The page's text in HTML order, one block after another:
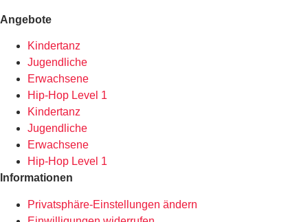
Angebote
Kindertanz
Jugendliche
Erwachsene
Hip-Hop Level 1
Kindertanz
Jugendliche
Erwachsene
Hip-Hop Level 1
Informationen
Privatsphäre-Einstellungen ändern